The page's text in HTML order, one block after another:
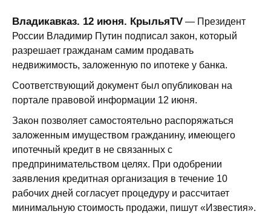
Владикавказ. 12 июня. КрыльяTV — Президент
России Владимир Путин подписал закон, который
разрешает гражданам самим продавать
недвижимость, заложенную по ипотеке у банка.
Соответствующий документ был опубликован на
портале правовой информации 12 июня.
Закон позволяет самостоятельно распоряжаться
заложенным имуществом гражданину, имеющего
ипотечный кредит в не связанных с
предпринимательством целях. При одобрении
заявления кредитная организация в течение 10
рабочих дней согласует процедуру и рассчитает
минимальную стоимость продажи, пишут «Известия».